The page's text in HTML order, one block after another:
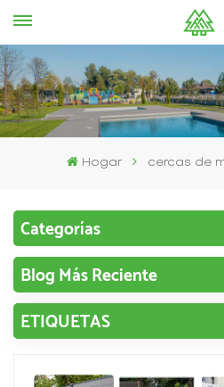
Hogar cercas de
Categorías
Blog Más Reciente
ETIQUETAS